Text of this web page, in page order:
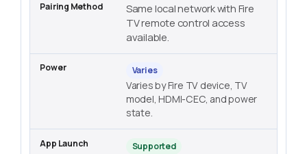
Same local network with Fire
TV remote control access
available.
Varies
Varies by Fire TV device, TV
model, HDMI-CEC, and power
state.
Supported